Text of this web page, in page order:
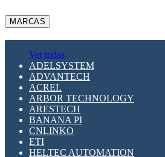
MARCAS
Ver todas
ADELSYSTEM
ADVANTECH
ACREL
ARBOR TECHNOLOGY
ARESTECH
BANANA PI
CNLINKO
ETI
HELTEC AUTOMATION